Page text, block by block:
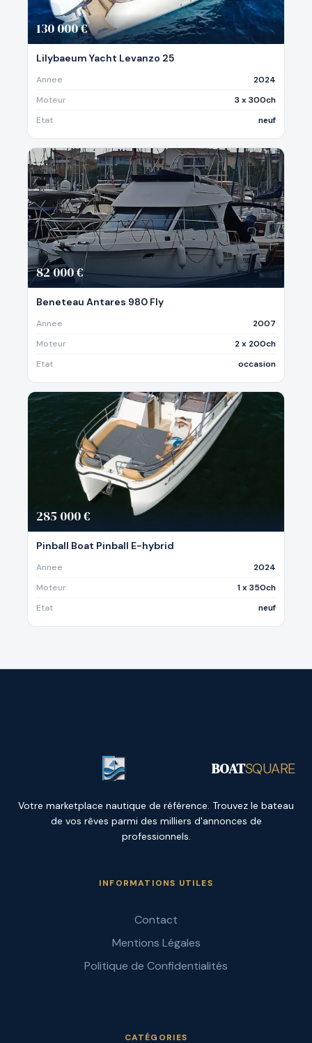
130 000 €
Lilybaeum Yacht Levanzo 25
Annee
2024
Moteur
3 x 300ch
Etat
neuf
82 000 €
Beneteau Antares 980 Fly
Annee
2007
Moteur
2 x 200ch
Etat
occasion
285 000 €
Pinball Boat Pinball E-hybrid
Annee
2024
Moteur
1 x 350ch
Etat
neuf
BOATSQUARE
Votre marketplace nautique de référence. Trouvez le bateau
de vos rêves parmi des milliers d'annonces de
professionnels.
INFORMATIONS UTILES
Contact
Mentions Légales
Politique de Confidentialités
CATÉGORIES